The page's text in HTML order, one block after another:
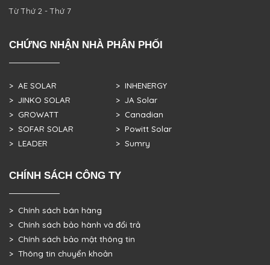
Từ Thứ 2 - Thứ 7
CHỨNG NHẬN NHÀ PHÂN PHỐI
> AE SOLAR
> JINKO SOLAR
> GROWATT
> SOFAR SOLAR
> LEADER
> INHENERGY
> JA Solar
> Canadian
> Powitt Solar
> Sumry
CHÍNH SÁCH CÔNG TY
> Chính sách bán hàng
> Chính sách bảo hành và đổi trả
> Chính sách bảo mật thông tin
> Thông tin chuyển khoản